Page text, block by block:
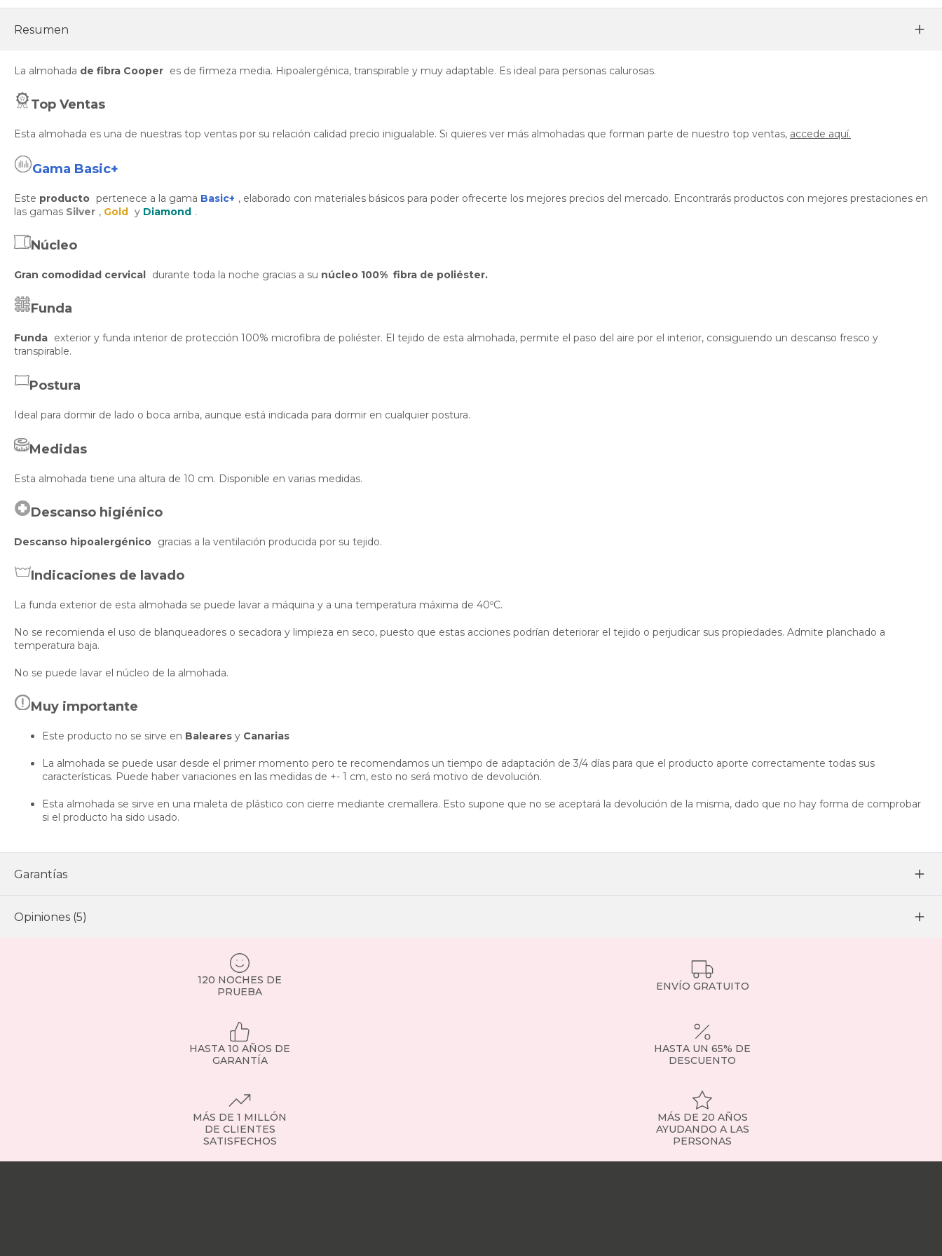
Resumen
La almohada de fibra Cooper es de firmeza media. Hipoalergénica, transpirable y muy adaptable. Es ideal para personas calurosas.
Top Ventas
Esta almohada es una de nuestras top ventas por su relación calidad precio inigualable. Si quieres ver más almohadas que forman parte de nuestro top ventas, accede aquí.
Gama Basic+
Este producto pertenece a la gama Basic+ , elaborado con materiales básicos para poder ofrecerte los mejores precios del mercado. Encontrarás productos con mejores prestaciones en
las gamas Silver , Gold y Diamond .
Núcleo
Gran comodidad cervical durante toda la noche gracias a su núcleo 100% fibra de poliéster.
Funda
Funda exterior y funda interior de protección 100% microfibra de poliéster. El tejido de esta almohada, permite el paso del aire por el interior, consiguiendo un descanso fresco y
transpirable.
Postura
Ideal para dormir de lado o boca arriba, aunque está indicada para dormir en cualquier postura.
Medidas
Esta almohada tiene una altura de 10 cm. Disponible en varias medidas.
Descanso higiénico
Descanso hipoalergénico gracias a la ventilación producida por su tejido.
Indicaciones de lavado
La funda exterior de esta almohada se puede lavar a máquina y a una temperatura máxima de 40ºC.
No se recomienda el uso de blanqueadores o secadora y limpieza en seco, puesto que estas acciones podrían deteriorar el tejido o perjudicar sus propiedades. Admite planchado a
temperatura baja.
No se puede lavar el núcleo de la almohada.
Muy importante
Este producto no se sirve en Baleares y Canarias
La almohada se puede usar desde el primer momento pero te recomendamos un tiempo de adaptación de 3/4 días para que el producto aporte correctamente todas sus
características. Puede haber variaciones en las medidas de +- 1 cm, esto no será motivo de devolución.
Esta almohada se sirve en una maleta de plástico con cierre mediante cremallera. Esto supone que no se aceptará la devolución de la misma, dado que no hay forma de comprobar
si el producto ha sido usado.
Garantías
Opiniones (5)
120 NOCHES DE
PRUEBA
ENVÍO GRATUITO
HASTA 10 AÑOS DE
GARANTÍA
HASTA UN 65% DE
DESCUENTO
MÁS DE 1 MILLÓN
DE CLIENTES
SATISFECHOS
MÁS DE 20 AÑOS
AYUDANDO A LAS
PERSONAS